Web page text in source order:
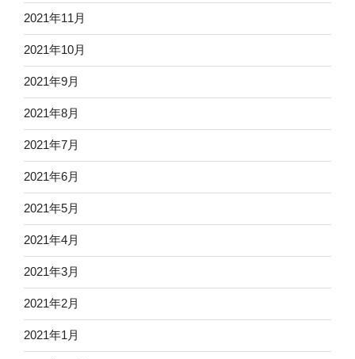
2021年11月
2021年10月
2021年9月
2021年8月
2021年7月
2021年6月
2021年5月
2021年4月
2021年3月
2021年2月
2021年1月